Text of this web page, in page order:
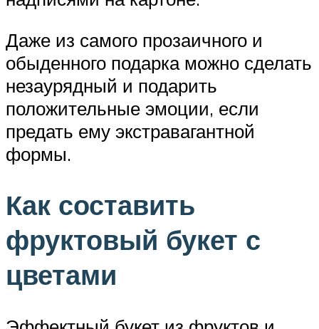
Даже из самого прозаичного и
обыденного подарка можно сделать
незаурядный и подарить
положительные эмоции, если
предать ему экстравагантной
формы.
Как составить
фруктовый букет с
цветами